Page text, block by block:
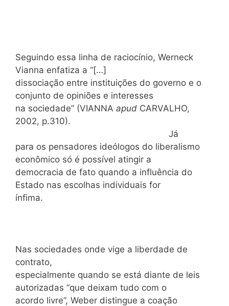
Seguindo essa linha de raciocínio, Werneck
Vianna enfatiza a “[…]
dissociação entre instituições do governo e o
conjunto de opiniões e interesses
na sociedade” (VIANNA apud CARVALHO,
2002, p.310).
Já
para os pensadores ideólogos do liberalismo
econômico só é possível atingir a
democracia de fato quando a influência do
Estado nas escolhas individuais for
ínfima.
Nas sociedades onde vige a liberdade de
contrato,
especialmente quando se está diante de leis
autorizadas “que deixam tudo com o
acordo livre”, Weber distingue a coação